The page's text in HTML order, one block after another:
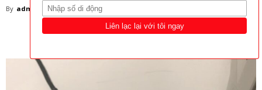
By admin 7 May 2025